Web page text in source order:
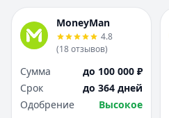
MoneyMan
4.8
(18отзывов)
Сумма
до 100 000 ₽
Срок
до 364 дней
Одобрение
Высокое